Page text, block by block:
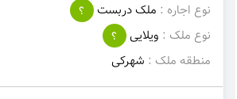
نوع اجاره : ملک دربست
؟
نوع ملک : ویلایی
؟
منطقه ملک : شهرکی